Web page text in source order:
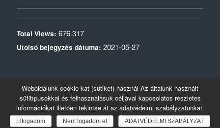
Total Views: 676 317
Utolsó bejegyzés dátuma: 2021-05-27
Szolnok Aszfalt Kft. - Minden jog fenntartva! Készítette:Deal-Inform Kft - Ide a
honlapom
Weboldalunk cookie-kat (sütiket) használ Az általunk használt
sütitípusokkal és felhasználásuk céljával kapcsolatos részletes
információkat illetően tekintse át az adatvédelmi szabályzatunkat.
Elfogadom Nem fogadom el ADATVÉDELMI SZABÁLYZAT